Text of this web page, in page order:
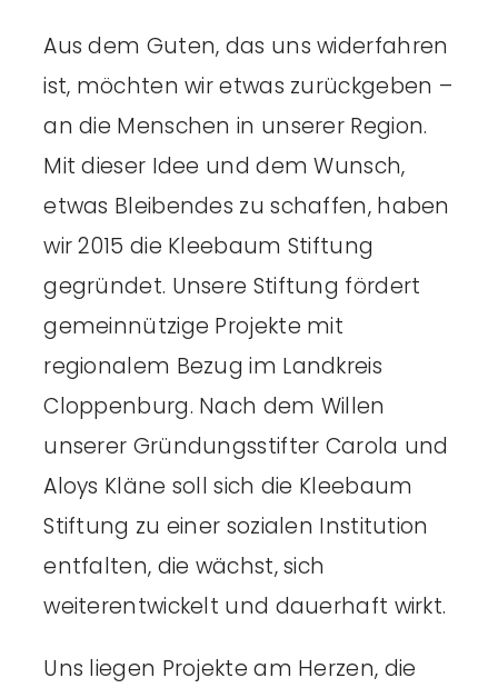
Aus dem Guten, das uns widerfahren
ist, möchten wir etwas zurückgeben –
an die Menschen in unserer Region.
Mit dieser Idee und dem Wunsch,
etwas Bleibendes zu schaffen, haben
wir 2015 die Kleebaum Stiftung
gegründet. Unsere Stiftung fördert
gemeinnützige Projekte mit
regionalem Bezug im Landkreis
Cloppenburg. Nach dem Willen
unserer Gründungsstifter Carola und
Aloys Kläne soll sich die Kleebaum
Stiftung zu einer sozialen Institution
entfalten, die wächst, sich
weiterentwickelt und dauerhaft wirkt.
Uns liegen Projekte am Herzen, die